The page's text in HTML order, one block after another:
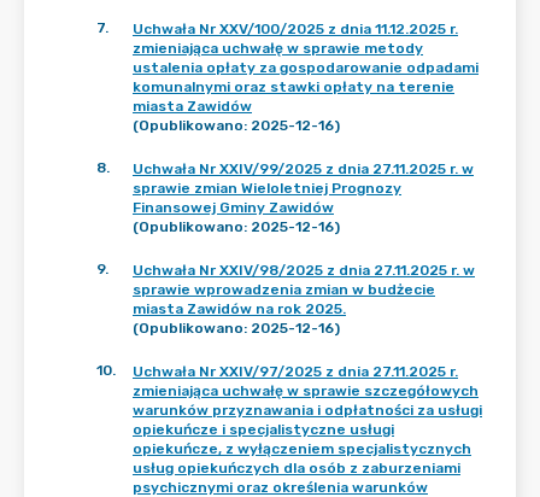
7.
Uchwała Nr XXV/100/2025 z dnia 11.12.2025 r.
zmieniająca uchwałę w sprawie metody
ustalenia opłaty za gospodarowanie odpadami
komunalnymi oraz stawki opłaty na terenie
miasta Zawidów
(Opublikowano: 2025-12-16)
8.
Uchwała Nr XXIV/99/2025 z dnia 27.11.2025 r. w
sprawie zmian Wieloletniej Prognozy
Finansowej Gminy Zawidów
(Opublikowano: 2025-12-16)
9.
Uchwała Nr XXIV/98/2025 z dnia 27.11.2025 r. w
sprawie wprowadzenia zmian w budżecie
miasta Zawidów na rok 2025.
(Opublikowano: 2025-12-16)
10.
Uchwała Nr XXIV/97/2025 z dnia 27.11.2025 r.
zmieniająca uchwałę w sprawie szczegółowych
warunków przyznawania i odpłatności za usługi
opiekuńcze i specjalistyczne usługi
opiekuńcze, z wyłączeniem specjalistycznych
usług opiekuńczych dla osób z zaburzeniami
psychicznymi oraz określenia warunków